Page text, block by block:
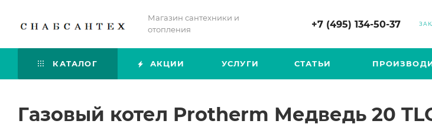
Магазин сантехники и
отопления
+7 (495) 134-50-37
КАТАЛОГ АКЦИИ УСЛУГИ СТАТЬИ
Газовый котел Protherm Медведь 20